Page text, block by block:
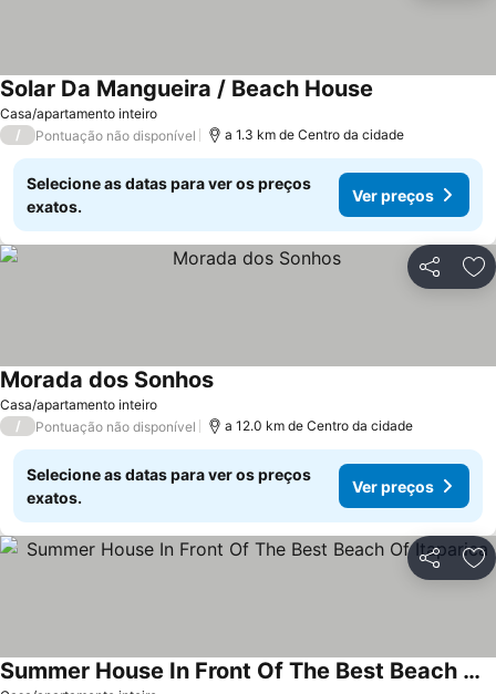
Casa/apartamento inteiro
Solar Da Mangueira / Beach House
/ Pontuação não disponível a 1.3 km de Centro da cidade
Selecione as datas para ver os preços
exatos.
Ver preços
Partilhar
Casa/apartamento inteiro
Morada dos SonhosVer preços
/ Pontuação não disponível a 12.0 km de Centro da cidade
Selecione as datas para ver os preços
exatos.
Ver preços
Partilhar
Summer House In Front Of The Best Beach Of Itaparica